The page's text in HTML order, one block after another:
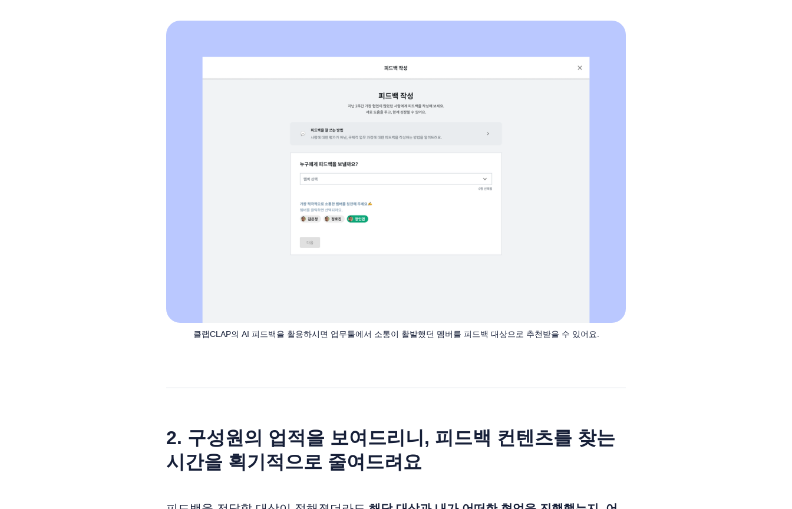
클랩CLAP의 AI 피드백을 활용하시면 업무툴에서 소통이 활발했던 멤버를 피드백 대상으로 추천받을 수 있어요.
2. 구성원의 업적을 보여드리니, 피드백 컨텐츠를 찾는
시간을 획기적으로 줄여드려요